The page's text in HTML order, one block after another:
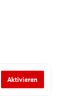
Aktivieren